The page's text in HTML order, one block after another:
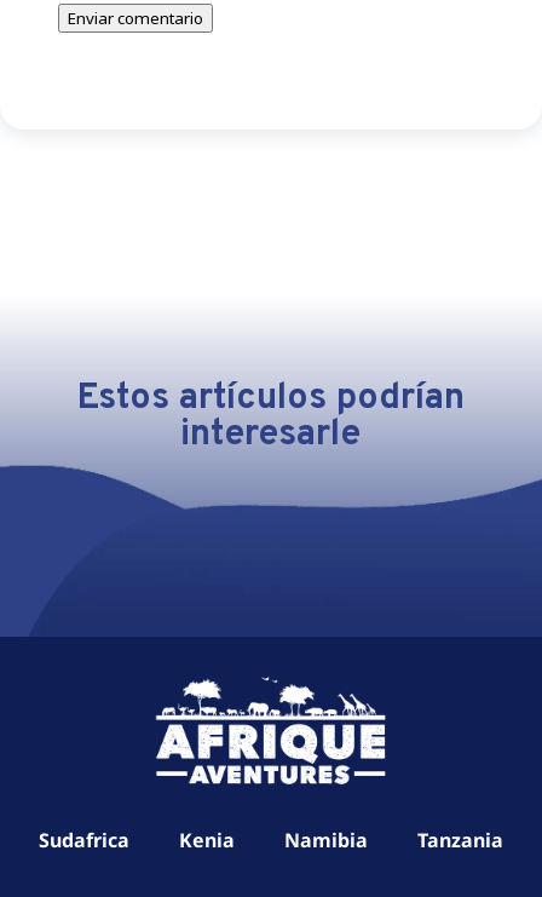
Enviar comentario
Estos artículos podrían
interesarle
Sudafrica Kenia Namibia Tanzania